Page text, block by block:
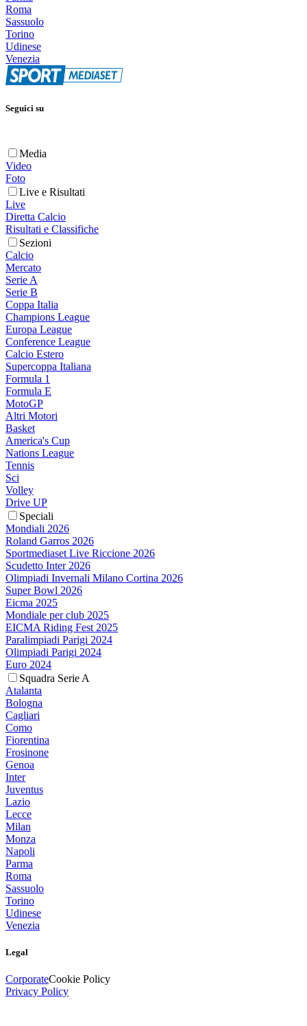
Roma
Sassuolo
Torino
Udinese
Venezia
Seguici su
Media
Video
Foto
Live e Risultati
Live
Diretta Calcio
Risultati e Classifiche
Sezioni
Calcio
Mercato
Serie A
Serie B
Coppa Italia
Champions League
Europa League
Conference League
Calcio Estero
Supercoppa Italiana
Formula 1
Formula E
MotoGP
Altri Motori
Basket
America's Cup
Nations League
Tennis
Sci
Volley
Drive UP
Speciali
Mondiali 2026
Roland Garros 2026
Sportmediaset Live Riccione 2026
Scudetto Inter 2026
Olimpiadi Invernali Milano Cortina 2026
Super Bowl 2026
Eicma 2025
Mondiale per club 2025
EICMA Riding Fest 2025
Paralimpiadi Parigi 2024
Olimpiadi Parigi 2024
Euro 2024
Squadra Serie A
Atalanta
Bologna
Cagliari
Como
Fiorentina
Frosinone
Genoa
Inter
Juventus
Lazio
Lecce
Milan
Monza
Napoli
Parma
Roma
Sassuolo
Torino
Udinese
Venezia
Legal
CorporateCookie Policy
Privacy Policy